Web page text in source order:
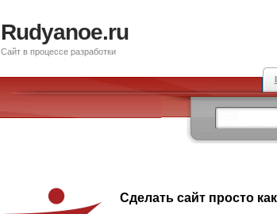
Rudyanoe.ru
Сайт в процессе разработки
Сделать сайт просто как